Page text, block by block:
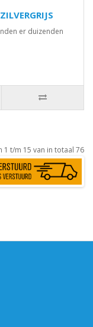
er duizenden
1 t/m 15 van in totaal 76